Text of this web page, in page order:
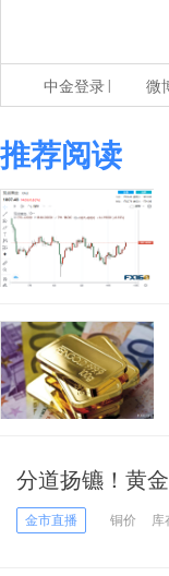
中金登录 微
推荐阅读
分道扬镳！黄
宠” 警惕市场
金市直播 铜价 库